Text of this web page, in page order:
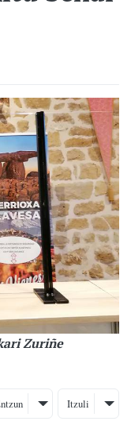
Zuriñe
Itzuli